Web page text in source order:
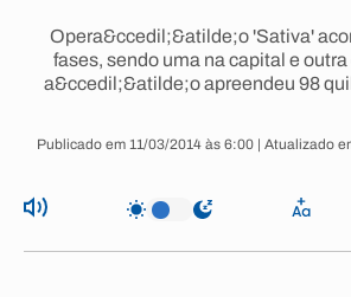
Opera&ccedil;&atilde;o 'Sativa'
fases, sendo uma na capital e
a&ccedil;&atilde;o apreendeu 98
Publicado em 11/03/2014 às 6:00 | Atualizado